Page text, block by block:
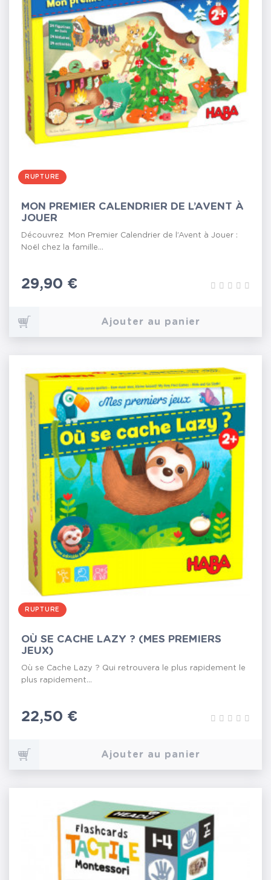
RUPTURE
MON PREMIER CALENDRIER DE L’AVENT À
JOUER
Découvrez Mon Premier Calendrier de l’Avent à Jouer :
Noël chez la famille...
Prix
29,90 €
Ajouter au panier
RUPTURE
OÙ SE CACHE LAZY ? (MES PREMIERS
JEUX)
Où se Cache Lazy ? Qui retrouvera le plus rapidement le
plus rapidement...
Prix
22,50 €
Ajouter au panier